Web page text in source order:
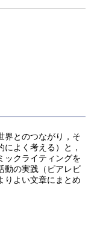
界とのつながり，そ
よく考える）と，
ックライティングを
動の実践（ピアレビ
りよい文章にまとめ